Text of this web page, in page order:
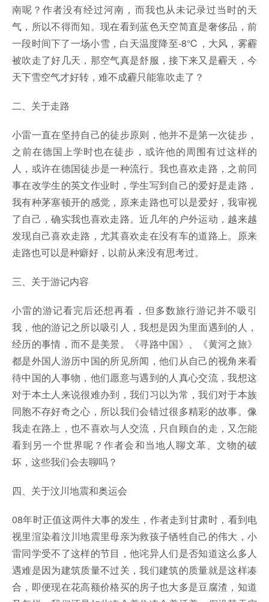
南呢？作者没有经过河南，而我也从未记录过当时的天
气，所以不得而知。现在看到蓝色天空简直是奢侈品，前
一段时间下了一场小雪，白天温度降至-8℃，大风，雾霾
被吹走了好几天，那空气真是舒服，接下来又是霾天，今
天下雪空气才好转，难不成霾只能靠吹走了？
二、关于走路
小雷一直在坚持自己的徒步原则，他并不是第一次徒步，
之前在德国上学时也在徒步，或许他的周围有过这样的
人，或许在德国徒步是一种流行。我也喜欢走路，之前同
事在改学生的英文作业时，学生写到自己的爱好是走路，
我有种茅塞顿开的感觉，原来走路也可以是爱好，我审视
了自己，确实我也喜欢走路。近几年的户外运动，越来越
发现自己喜欢走路，尤其喜欢走在没有车的道路上。原来
走路也可以是种癖好，以前从来没有思考过。
三、关于游记内容
小雷的游记看完后还想再看，但多数旅行游记并不吸引
我，他的游记之所以吸引人，我想是因为里面遇到的人，
经历的事情，而不是美景。《寻路中国》、《黄河之旅》
都是外国人游历中国的所见所闻，他们从自己的视角来看
待中国的人事物，他们愿意与遇到的人真心交流，我想这
对于本土人来说很难办到，我们习以为常，我们对于本族
同胞不存好奇之心，所以我们会错过很多精彩的故事。像
我走在路上，也不喜欢与人交流，只自顾自的走，又怎能
看到另一个世界呢？作者会和当地人聊文革、文物的破
坏，这些我们会去聊吗？
四、关于汶川地震和奥运会
08年时正值这两件大事的发生，作者走到甘肃时，看到电
视里渲染着汶川地震里母亲为救孩子牺牲自己的伟大，小
雷同学受不了这样的节目，他诧异人们是否知道这么多人
遇难是因为建筑质量不过关，我们建筑的质量就是这样凑
合，即便现在花高额价格买的房子也大多是豆腐渣，知道